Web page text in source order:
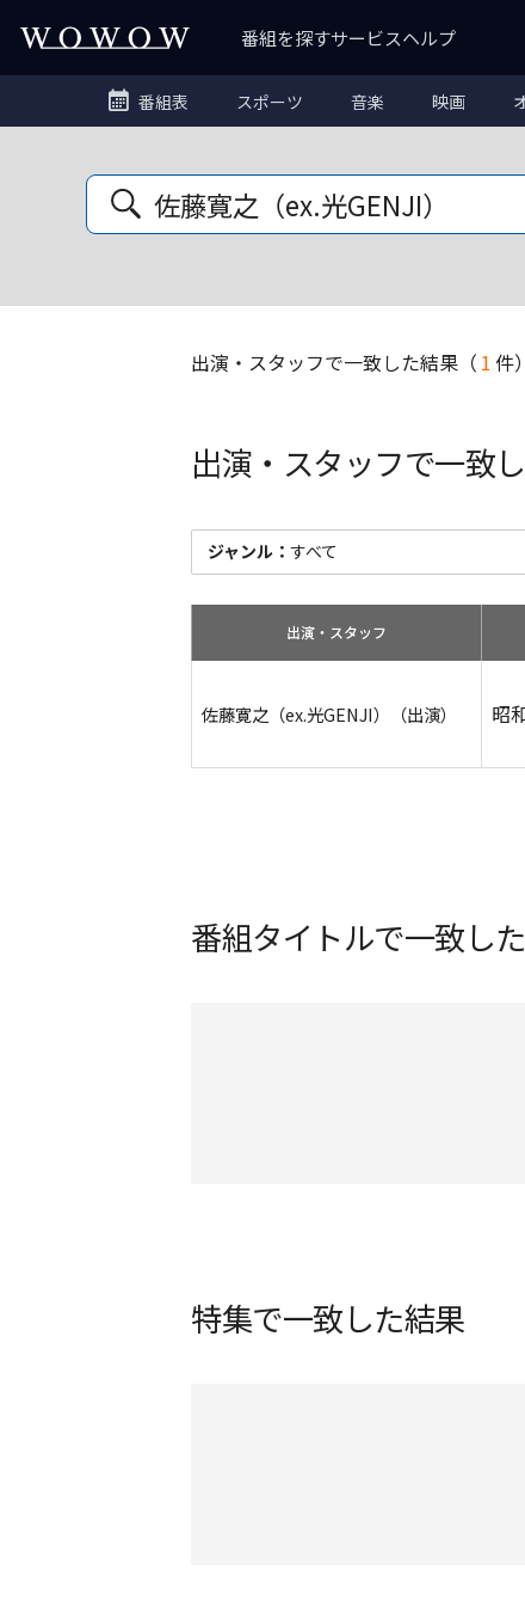
番組を探すサービスヘルプ
番組表 スポーツ 音楽 映画
出演・スタッフで一致した結果 （ 1 件
出演・スタッフで一致
ジャンル： すべて
出演・スタッフ
佐藤寛之（ex.光GENJI）（出演） 昭
番組タイトルで一致し
特集で一致した結果